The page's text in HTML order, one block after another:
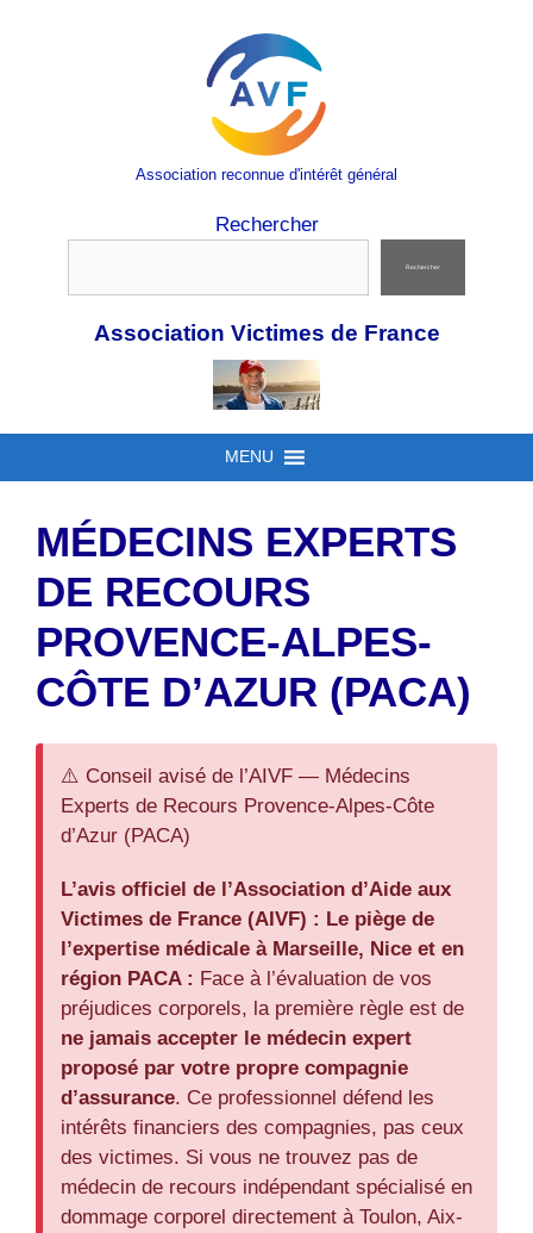
Association reconnue d'intérêt général
Rechercher
Rechercher
Association Victimes de France
MENU
MÉDECINS EXPERTS
DE RECOURS
PROVENCE-ALPES-
CÔTE D’AZUR (PACA)
⚠️ Conseil avisé de l’AIVF — Médecins
Experts de Recours Provence-Alpes-Côte
d’Azur (PACA)
L’avis officiel de l’Association d’Aide aux
Victimes de France (AIVF) : Le piège de
l’expertise médicale à Marseille, Nice et en
région PACA : Face à l’évaluation de vos
préjudices corporels, la première règle est de
ne jamais accepter le médecin expert
proposé par votre propre compagnie
d’assurance. Ce professionnel défend les
intérêts financiers des compagnies, pas ceux
des victimes. Si vous ne trouvez pas de
médecin de recours indépendant spécialisé en
dommage corporel directement à Toulon, Aix-